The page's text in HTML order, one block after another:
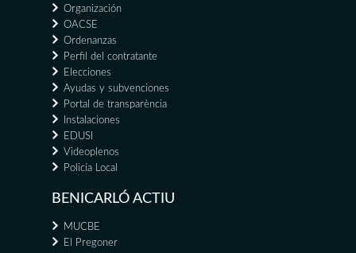
Organización
OACSE
Ordenanzas
Perfil del contratante
Elecciones
Ayudas y subvenciones
Portal de transparència
Instalaciones
EDUSI
Videoplenos
Policía Local
BENICARLÓ ACTIU
MUCBE
El Pregoner